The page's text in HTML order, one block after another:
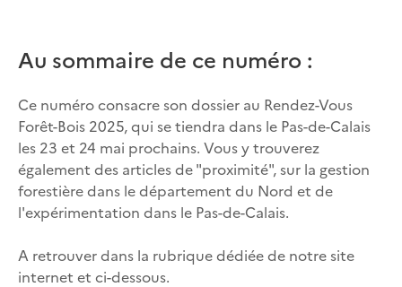
Au sommaire de ce numéro :
Ce numéro consacre son dossier au Rendez-Vous
Forêt-Bois 2025, qui se tiendra dans le Pas-de-Calais
les 23 et 24 mai prochains. Vous y trouverez
également des articles de "proximité", sur la gestion
forestière dans le département du Nord et de
l'expérimentation dans le Pas-de-Calais.
A retrouver dans la rubrique dédiée de notre site
internet et ci-dessous.